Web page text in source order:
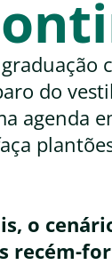
do
agenda
o
recém-